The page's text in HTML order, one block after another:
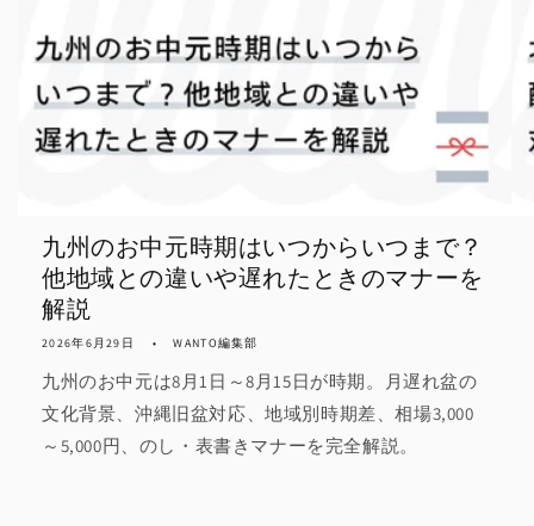
九州のお中元時期はいつからいつまで？
他地域との違いや遅れたときのマナーを
解説
2026年6月29日 WANTO編集部
九州のお中元は8月1日～8月15日が時期。月遅れ盆の
文化背景、沖縄旧盆対応、地域別時期差、相場3,000
～5,000円、のし・表書きマナーを完全解説。